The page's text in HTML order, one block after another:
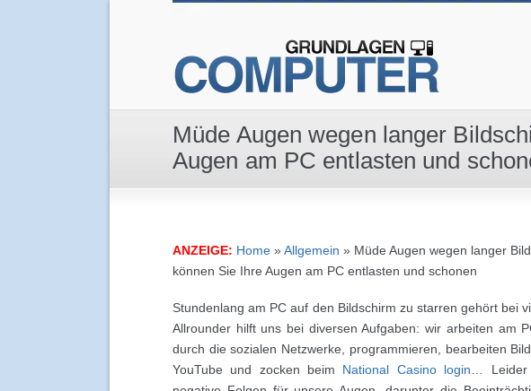
Müde Augen wegen langer
Augen am PC entlasten und
ANZEIGE: Home »Allgemein » Müde Augen wegen langer
können Sie Ihre Augen am PC entlasten und schonen
Stundenlang am PC auf den Bildschirm zu starren gehört bei
Allrounder hilft uns bei diversen Aufgaben: wir arbeiten am
durch die sozialen Netzwerke, programmieren, bearbeiten
YouTube und zocken beim National Casino login … Leider